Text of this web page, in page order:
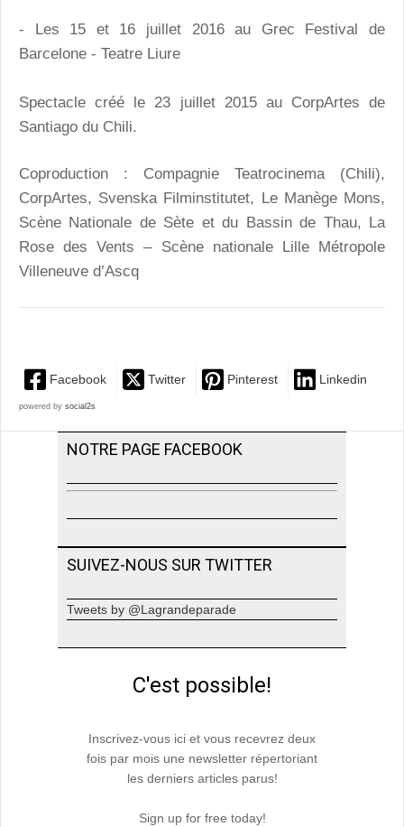
- Les 15 et 16 juillet 2016 au Grec Festival de
Barcelone - Teatre Liure
Spectacle créé le 23 juillet 2015 au CorpArtes de
Santiago du Chili.
Coproduction : Compagnie Teatrocinema (Chili),
CorpArtes, Svenska Filminstitutet, Le Manège Mons,
Scène Nationale de Sète et du Bassin de Thau, La
Rose des Vents – Scène nationale Lille Métropole
Villeneuve d’Ascq
Facebook Twitter Pinterest Linkedin
powered by social2s
NOTRE PAGE FACEBOOK
SUIVEZ-NOUS SUR TWITTER
Tweets by @Lagrandeparade
C'est possible!
Inscrivez-vous ici et vous recevrez deux
fois par mois une newsletter répertoriant
les derniers articles parus!
Sign up for free today!